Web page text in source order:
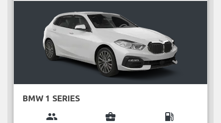
BMW 1 SERIES
group business_center local_gas_station